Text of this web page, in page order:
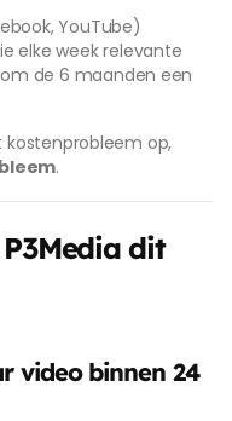
YouTube)
elke week relevante
de 6 maanden een
kostenprobleem op,
.
dit
video binnen 24